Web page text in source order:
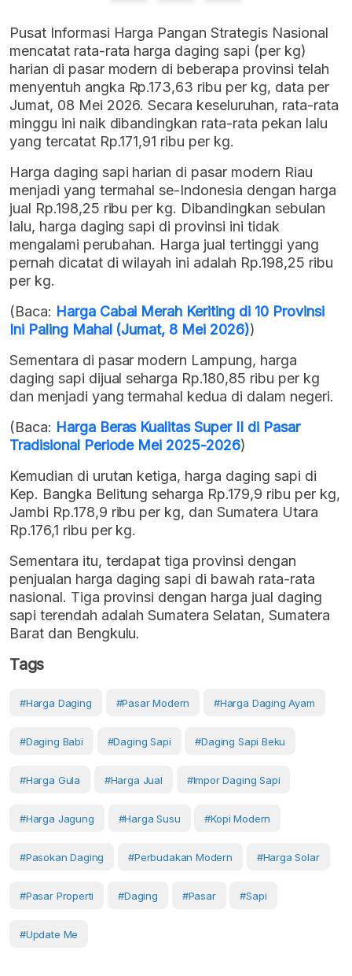
Pusat Informasi Harga Pangan Strategis Nasional
mencatat rata-rata harga daging sapi (per kg)
harian di pasar modern di beberapa provinsi telah
menyentuh angka Rp.173,63 ribu per kg, data per
Jumat, 08 Mei 2026. Secara keseluruhan, rata-rata
minggu ini naik dibandingkan rata-rata pekan lalu
yang tercatat Rp.171,91 ribu per kg.
Harga daging sapi harian di pasar modern Riau
menjadi yang termahal se-Indonesia dengan harga
jual Rp.198,25 ribu per kg. Dibandingkan sebulan
lalu, harga daging sapi di provinsi ini tidak
mengalami perubahan. Harga jual tertinggi yang
pernah dicatat di wilayah ini adalah Rp.198,25 ribu
per kg.
(Baca: Harga Cabai Merah Keriting di 10 Provinsi
Ini Paling Mahal (Jumat, 8 Mei 2026))
Sementara di pasar modern Lampung, harga
daging sapi dijual seharga Rp.180,85 ribu per kg
dan menjadi yang termahal kedua di dalam negeri.
(Baca: Harga Beras Kualitas Super II di Pasar
Tradisional Periode Mei 2025-2026)
Kemudian di urutan ketiga, harga daging sapi di
Kep. Bangka Belitung seharga Rp.179,9 ribu per kg,
Jambi Rp.178,9 ribu per kg, dan Sumatera Utara
Rp.176,1 ribu per kg.
Sementara itu, terdapat tiga provinsi dengan
penjualan harga daging sapi di bawah rata-rata
nasional. Tiga provinsi dengan harga jual daging
sapi terendah adalah Sumatera Selatan, Sumatera
Barat dan Bengkulu.
Tags
#Harga Daging #Pasar Modern #harga Daging Ayam
#daging Babi #Daging Sapi #daging Sapi Beku
#harga Gula #Harga Jual #impor Daging Sapi
#Harga Jagung #harga Susu #kopi Modern
#pasokan Daging #perbudakan Modern #harga Solar
#Pasar Properti #Daging #Pasar #Sapi
#Update Me